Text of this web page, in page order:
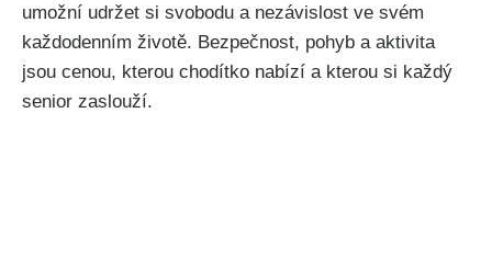
umožní udržet si svobodu a nezávislost ve svém
každodenním životě. Bezpečnost,⁤ pohyb a aktivita
jsou cenou, kterou chodítko nabízí a kterou si‌ každý
senior zaslouží.